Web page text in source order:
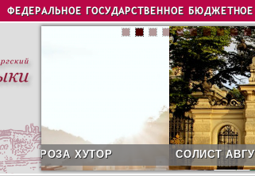
Jump to
ФЕДЕРАЛЬНОЕ ГОСУДАРСТВЕННОЕ
СОЛИСТ АВГУСТА 2026 -